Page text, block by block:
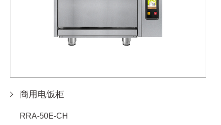
商用电饭柜
RRA-50E-CH